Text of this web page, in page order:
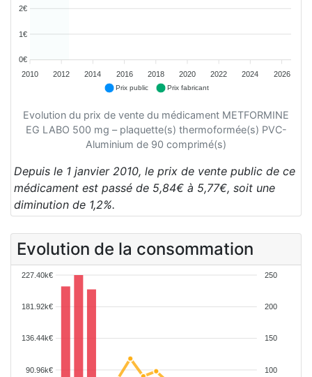
2€
1€
0€
2010
2012 2014 2016 2018 2020 2022 2024 2026
Prix public Prix fabricant
Evolution du prix de vente du médicament METFORMINE
EG LABO 500 mg – plaquette(s) thermoformée(s) PVC-
Aluminium de 90 comprimé(s)
Depuis le 1 janvier 2010, le prix de vente public de ce
médicament est passé de 5,84€ à 5,77€, soit une
diminution de 1,2%.
Evolution de la consommation
250
200
150
100
227.40k€
181.92k€
136.44k€
90.96k€